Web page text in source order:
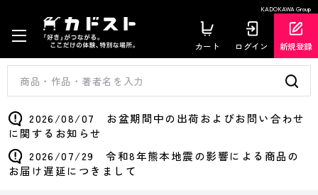
KADOKAWA Group
カート ログイン 新規登録
2026/08/07 お盆期間中の出荷およびお問い合わせ
に関するお知らせ
2026/07/29 令和8年熊本地震の影響による商品の
お届け遅延につきまして